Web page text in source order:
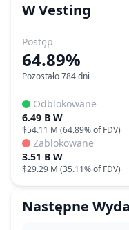
WVesting
Postęp
64.89%
Pozostało 784 dni
Odblokowane
6.49 B W
$54.11 M (64.89%of FDV)
Zablokowane
3.51 B W
$29.29 M (35.11%of FDV)
Następne